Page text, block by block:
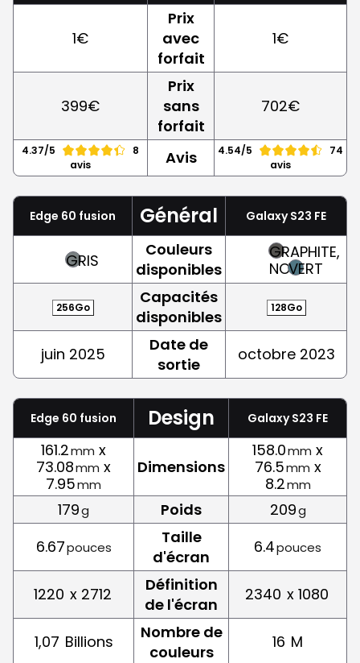
1€
Prix
avec
forfait
1€
399€
Prix
sans
forfait
702€
4.37/5
8
avis
Avis 4.54/5
74
avis
Edge 60 fusion Général Galaxy S23 FE
GRIS
Couleurs
disponibles
GRAPHITE,
NOIRVERT
256Go
Capacités
disponibles
128Go
juin 2025
Date de
sortie
octobre 2023
Edge 60 fusion Design Galaxy S23 FE
161.2mm x
73.08mm x
7.95mm
Dimensions
158.0mm x
76.5mm x
8.2mm
179g Poids 209g
6.67pouces
Taille
d'écran
6.4pouces
1220 x 2712
Définition
de l'écran
2340 x 1080
1,07 Billions
Nombre de
couleurs
16 M